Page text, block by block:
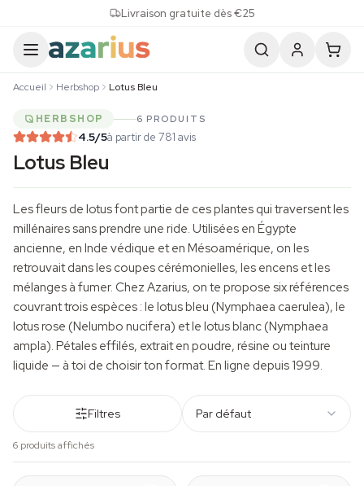
Livraison gratuite dès €25
Accueil Herbshop Lotus Bleu
HERBSHOP 6 PRODUITS
4.5/5à partir de 781 avis
Lotus Bleu
Les fleurs de lotus font partie de ces plantes qui traversent les
millénaires sans prendre une ride. Utilisées en Égypte
ancienne, en Inde védique et en Mésoamérique, on les
retrouvait dans les coupes cérémonielles, les encens et les
mélanges à fumer. Chez Azarius, on te propose six références
couvrant trois espèces : le lotus bleu (Nymphaea caerulea), le
lotus rose (Nelumbo nucifera) et le lotus blanc (Nymphaea
ampla). Pétales effilés, extrait en poudre, résine ou teinture
liquide — à toi de choisir ton format. En ligne depuis 1999.
Filtres Par défaut
6 produits affichés